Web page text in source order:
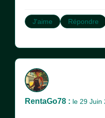
J'aime Répondre
RentaGo78 : le 29 Juin